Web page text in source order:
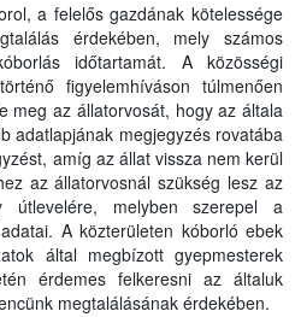
a felelős gazdának kötelessége
érdekében, mely számos
időtartamát. A közösségi
figyelemhíváson túlmenően
meg az állatorvosát, hogy az általa
adatlapjának megjegyzés rovatába
amíg az állat vissza nem kerül
az állatorvosnál szükség lesz az
melyben szerepel a
A közterületen kóborló ebek
által megbízott gyepmesterek
érdemes felkeresni az általuk
megtalálásának érdekében.